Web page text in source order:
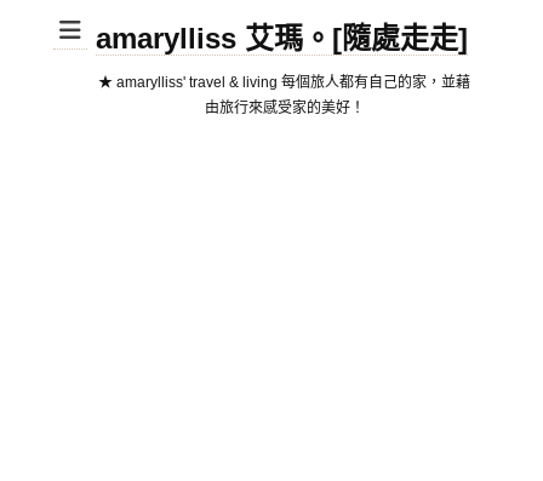
amarylliss 艾瑪。[隨處走走]
★ amarylliss' travel & living 每個旅人都有自己的家，並藉
由旅行來感受家的美好！